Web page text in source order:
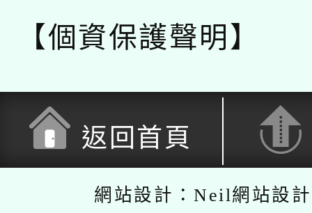
【個資保護聲明】
返回首頁
網站設計：Neil網站設